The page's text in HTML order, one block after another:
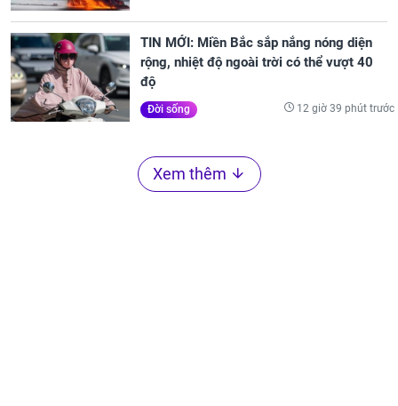
TIN MỚI: Miền Bắc sắp nắng nóng diện
rộng, nhiệt độ ngoài trời có thể vượt 40
độ
Đời sống 12 giờ 39 phút trước
Xem thêm